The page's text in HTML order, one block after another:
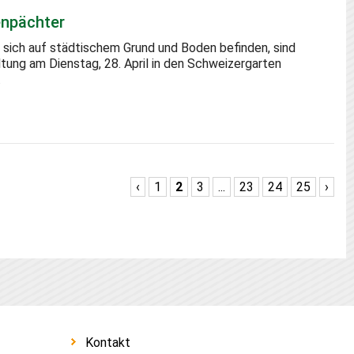
auf städtischem Grund und Boden befinden, sind
am Dienstag, 28. April in den Schweizergarten
‹ 1 2 3 ... 23 24 25 ›
Kontakt